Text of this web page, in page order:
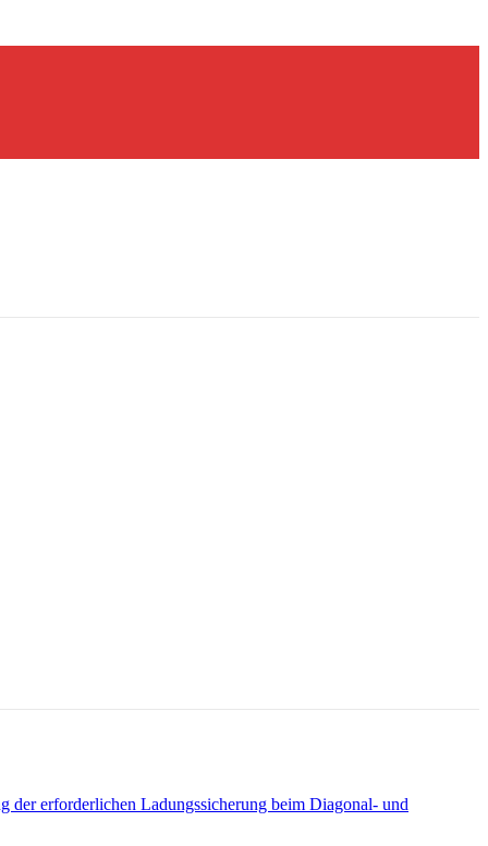
der erforderlichen Ladungssicherung beim Diagonal- und